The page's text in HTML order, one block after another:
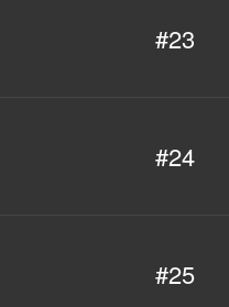
#23
#24
#25